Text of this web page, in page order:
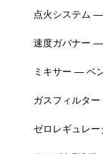
点火システム
速度ガバナー
ミキサー — ベ
ガスフィルタ
ゼロレギュレ